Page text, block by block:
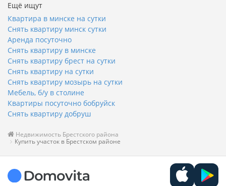
Ещё ищут
Квартира в минске на сутки
Снять квартиру минск сутки
Аренда посуточно
Снять квартиру в минске
Снять квартиру брест на сутки
Снять квартиру на сутки
Снять квартиру мозырь на сутки
Мебель, б/у в столине
Квартиры посуточно бобруйск
Снять квартиру добруш
Недвижимость Брестского района
Купить участок в Брестском районе